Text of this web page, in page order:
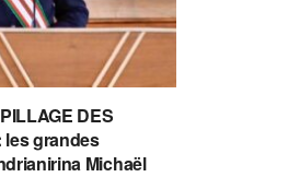
DES
les grandes
Michaël